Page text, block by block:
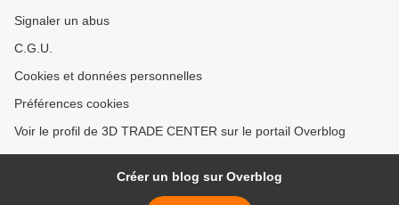
Signaler un abus
C.G.U.
Cookies et données personnelles
Préférences cookies
Voir le profil de 3D TRADE CENTER sur le portail Overblog
Créer un blog sur Overblog